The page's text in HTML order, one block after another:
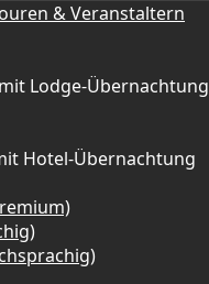
& Veranstaltern
Lodge-Übernachtung
Hotel-Übernachtung